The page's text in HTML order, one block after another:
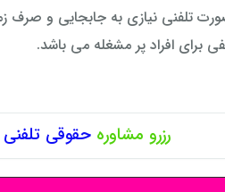
تلفنی نیازی به جابجایی و صرف
برای افراد پر مشغله می باشد.
رزرو مشاورهحقوقیتلفنی